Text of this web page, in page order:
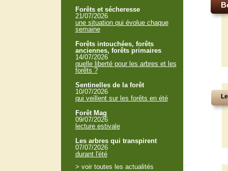
Forêts et sécheresse
21/07/2026
une situation qui évolue chaque
semaine
Forêts intouchées, forêts
anciennes, forêts primaires
14/07/2026
quelle liberté pour les arbres et les
forêts ?
Sentinelles de la forêt
10/07/2026
qui veillent sur les forêts en été
Forêt Mag
09/07/2026
lecture estivale
Les arbres qui transpirent
07/07/2026
durant l'été
> voir toutes les actualités